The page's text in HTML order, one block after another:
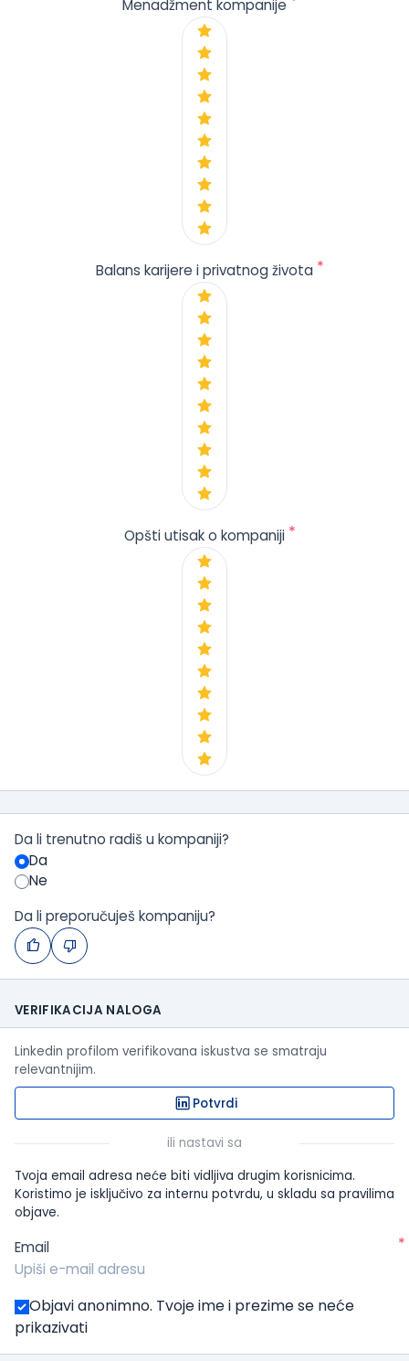
Menadžment kompanije
Balans karijere i privatnog života *
Opšti utisak o kompaniji *
Da li trenutno radiš u kompaniji?
Da
Ne
Da li preporučuješ kompaniju?
VERIFIKACIJA NALOGA
Linkedin profilom verifikovana iskustva se smatraju
relevantnijim.
Potvrdi
ili nastavi sa
Tvoja email adresa neće biti vidljiva drugim korisnicima.
Koristimo je isključivo za internu potvrdu, u skladu sa pravilima
objave.
Email *
Objavi anonimno. Tvoje ime i prezime se neće
prikazivati